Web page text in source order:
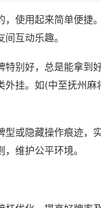
使用起来简单便捷
互动乐趣。
特别好，总是能拿到
挂。如(中至抚州麻
或隐藏操作痕迹，
维护公平环境。